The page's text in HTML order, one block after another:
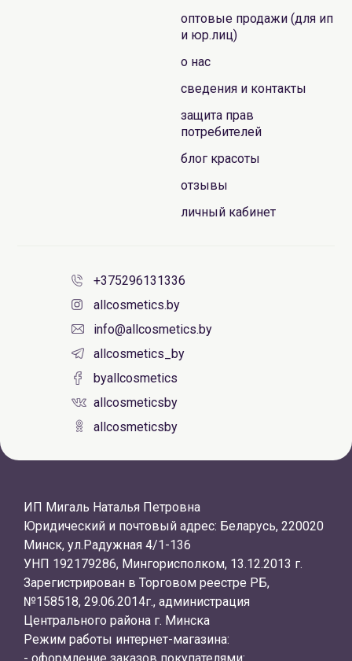
оптовые продажи (для ип
и юр.лиц)
о нас
сведения и контакты
защита прав
потребителей
блог красоты
отзывы
личный кабинет
+375296131336
allcosmetics.by
info@allcosmetics.by
allcosmetics_by
byallcosmetics
allcosmeticsby
allcosmeticsby
ИП Мигаль Наталья Петровна
Юридический и почтовый адрес: Беларусь, 220020
Минск, ул.Радужная 4/1-136
УНП 192179286, Мингорисполком, 13.12.2013 г.
Зарегистрирован в Торговом реестре РБ,
№158518, 29.06.2014г., администрация
Центрального района г. Минска
Режим работы интернет-магазина: